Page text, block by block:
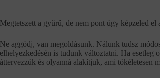
Megtetszett a gyűrű, de nem pont úgy képzeled
Ne aggódj, van megoldásunk. Nálunk tudsz
elhelyezkedésén is tudunk változtatni. Ha
áttervezzük és olyanná alakítjuk, ami tökéletesen